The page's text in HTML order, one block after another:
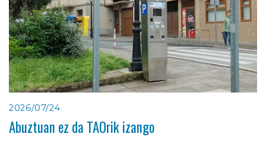
2026/07/24
Abuztuan ez da TAOrik izango